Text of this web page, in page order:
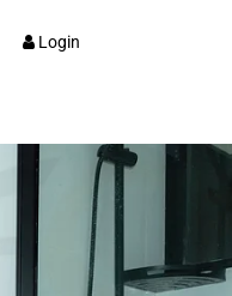
Login